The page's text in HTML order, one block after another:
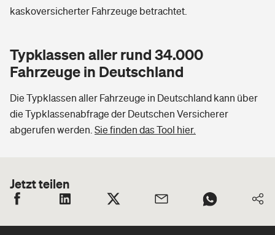
kaskoversicherter Fahrzeuge betrachtet.
Typklassen aller rund 34.000
Fahrzeuge in Deutschland
Die Typklassen aller Fahrzeuge in Deutschland kann über
die Typklassenabfrage der Deutschen Versicherer
abgerufen werden. Sie finden das Tool hier.
Jetzt teilen